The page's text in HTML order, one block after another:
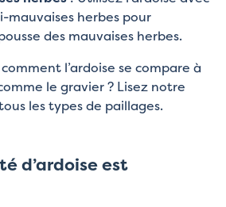
mauvaises herbes pour
des mauvaises herbes.
l’ardoise se compare à
le gravier ? Lisez notre
les types de paillages.
d’ardoise est